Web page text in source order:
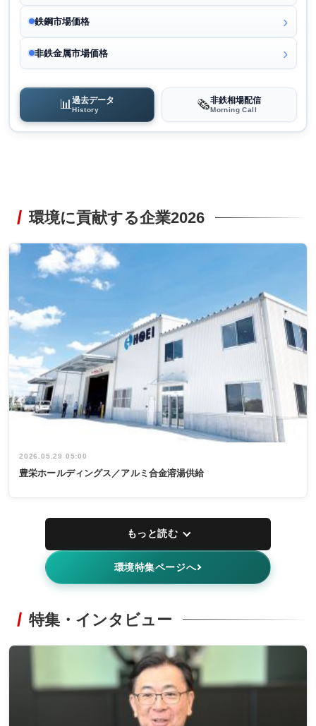
鉄鋼市場価格
非鉄金属市場価格
📊過去データ
History 🗞️非鉄相場配信
Morning Call
環境に貢献する企業2026
2026.05.29 05:00
豊栄ホールディングス／アルミ合金溶湯供給
もっと読む
環境特集ページへ
特集・インタビュー